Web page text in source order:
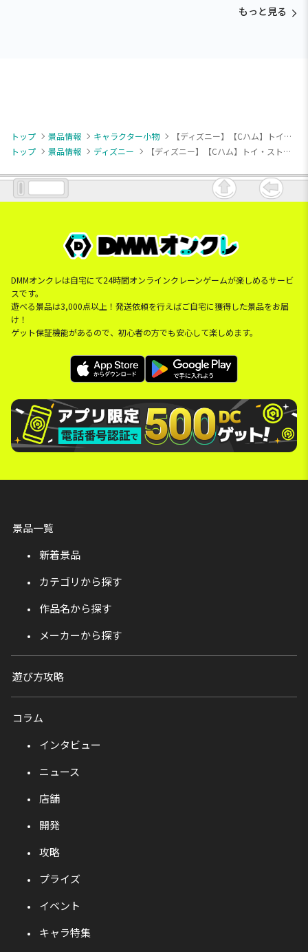
もっと見る
トップ 景品情報 キャラクター小物
【ディズニー】【Cハム】トイ・ストーリー “トイ・ストーリー”30周年 ミルキーボア マスコット
トップ
景品情報 ディズニー 【ディズニー】【Cハム】トイ・ストーリー “トイ・ストーリー”30周年 ミルキーボア マスコット
DMMオンクレは自宅にて24時間オンラインクレーンゲームが楽しめるサービ
スです。
遊べる景品は3,000点以上！発送依頼を行えばご自宅に獲得した景品をお届
け！
ゲット保証機能があるので、初心者の方でも安心して楽しめます。
景品一覧
新着景品
カテゴリから探す
作品名から探す
メーカーから探す
遊び方攻略
コラム
インタビュー
ニュース
店舗
開発
攻略
プライズ
イベント
キャラ特集